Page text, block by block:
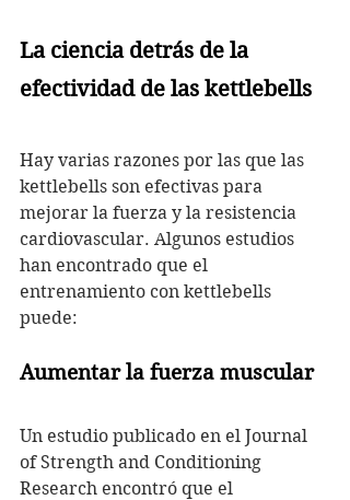
La ciencia detrás de la
efectividad de las kettlebells
Hay varias razones por las que las
kettlebells son efectivas para
mejorar la fuerza y la resistencia
cardiovascular. Algunos estudios
han encontrado que el
entrenamiento con kettlebells
puede:
Aumentar la fuerza muscular
Un estudio publicado en el Journal
of Strength and Conditioning
Research encontró que el